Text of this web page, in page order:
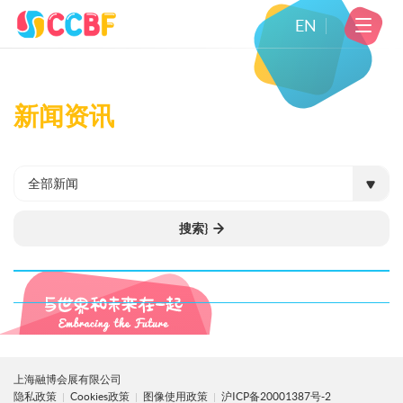
EN
新闻资讯
全部新闻
搜索}
上海融博会展有限公司
隐私政策
Cookies政策 图像使用政策 沪ICP备20001387号-2